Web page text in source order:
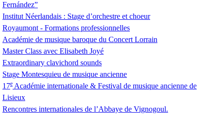
Fernández”
Institut Néerlandais : Stage d’orchestre et choeur
Royaumont - Formations professionnelles
Académie de musique baroque du Concert Lorrain
Master Class avec Elisabeth Joyé
Extraordinary clavichord sounds
Stage Montesquieu de musique ancienne
17e Académie internationale & Festival de musique ancienne de
Lisieux
Rencontres internationales de l’Abbaye de Vignogoul.